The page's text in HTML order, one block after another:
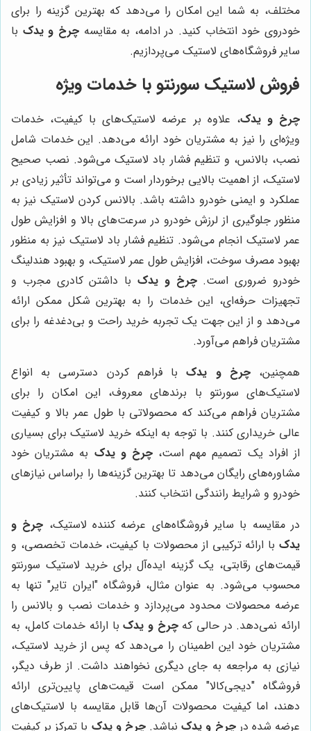
مختلف، به شما این امکان را می‌دهد که بهترین گزینه را برای
خودروی خود انتخاب کنید. در ادامه، به مقایسهچرخ و یدک با
سایر فروشگاه‌های لاستیک می‌پردازیم.
فروش لاستیک سورنتو با خدمات ویژه
چرخ و یدک، علاوه بر عرضه لاستیک‌های با کیفیت، خدمات
ویژه‌ای را نیز به مشتریان خود ارائه می‌دهد. این خدمات شامل
نصب، بالانس، و تنظیم فشار باد لاستیک می‌شود. نصب صحیح
لاستیک، از اهمیت بالایی برخوردار است و می‌تواند تأثیر زیادی بر
عملکرد و ایمنی خودرو داشته باشد. بالانس کردن لاستیک نیز به
منظور جلوگیری از لرزش خودرو در سرعت‌های بالا و افزایش طول
عمر لاستیک انجام می‌شود. تنظیم فشار باد لاستیک نیز به منظور
بهبود مصرف سوخت، افزایش طول عمر لاستیک، و بهبود هندلینگ
خودرو ضروری است.چرخ و یدک با داشتن کادری مجرب و
تجهیزات حرفه‌ای، این خدمات را به بهترین شکل ممکن ارائه
می‌دهد و از این جهت یک تجربه خرید راحت و بی‌دغدغه را برای
مشتریان فراهم می‌آورد.
همچنین،چرخ و یدکبا فراهم کردن دسترسی به انواع
لاستیک‌های سورنتو با برندهای معروف، این امکان را برای
مشتریان فراهم می‌کند که محصولاتی با طول عمر بالا و کیفیت
عالی خریداری کنند. با توجه به اینکه خرید لاستیک برای بسیاری
از افراد یک تصمیم مهم است،چرخ و یدک به مشتریان خود
مشاوره‌های رایگان می‌دهد تا بهترین گزینه‌ها را براساس نیازهای
خودرو و شرایط رانندگی انتخاب کنند.
در مقایسه با سایر فروشگاه‌های عرضه کننده لاستیک، چرخ و
یدک با ارائه ترکیبی از محصولات با کیفیت، خدمات تخصصی، و
قیمت‌های رقابتی، یک گزینه ایده‌آل برای خرید لاستیک سورنتو
محسوب می‌شود. به عنوان مثال، فروشگاه "ایران تایر" تنها به
عرضه محصولات محدود می‌پردازد و خدمات نصب و بالانس را
ارائه نمی‌دهد. در حالی کهچرخ و یدکبا ارائه خدمات کامل، به
مشتریان خود این اطمینان را می‌دهد که پس از خرید لاستیک،
نیازی به مراجعه به جای دیگری نخواهند داشت. از طرف دیگر،
فروشگاه "دیجی‌کالا" ممکن است قیمت‌های پایین‌تری ارائه
دهند، اما کیفیت محصولات آن‌ها قابل مقایسه با لاستیک‌های
عرضه شده درچرخ و یدکنباشد.چرخ و یدک با تمرکز بر کیفیت